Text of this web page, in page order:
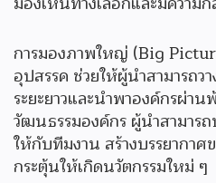
การมองภาพใหญ่ (Big
อุปสรรค ช่วยให้ผู้นำสามารถว
ระยะยาวและนำพาองค์กรผ่า
วัฒนธรรมองค์กร ผู้นำสามา
ให้กับทีมงาน สร้างบรรยากาศ
กระตุ้นให้เกิดนวัตกรรมใหม่ ๆ